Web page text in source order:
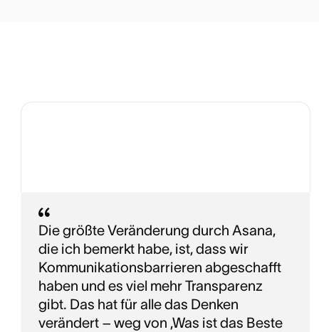
Die größte Veränderung durch Asana,
die ich bemerkt habe, ist, dass wir
Kommunikationsbarrieren abgeschafft
haben und es viel mehr Transparenz
gibt. Das hat für alle das Denken
verändert – weg von ‚Was ist das Beste